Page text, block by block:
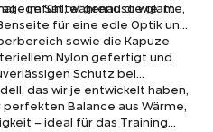
– im Sattel genauso wie im
während die glatte,
für eine edle Optik und
sowie die Kapuze
Nylon gefertigt und
Schutz bei
das wir je entwickelt haben,
perfekten Balance aus Wärme,
– ideal für das Training